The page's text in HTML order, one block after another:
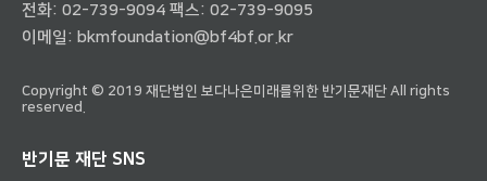
전화: 02-739-9094 팩스: 02-739-9095
이메일: bkmfoundation@bf4bf.or.kr
Copyright © 2019 재단법인 보다나은미래를위한 반기문재단 All rights
reserved.
반기문 재단 SNS